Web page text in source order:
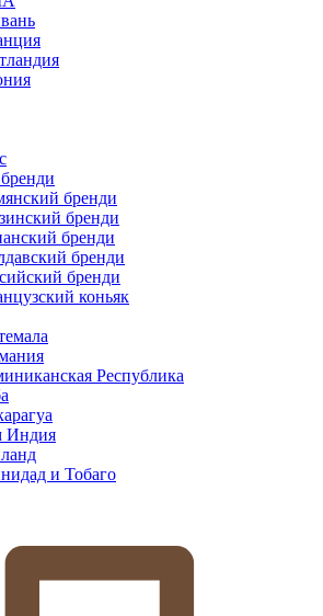
бренди
бренди
бренди
бренди
бренди
коньяк
Республика
Индия
и Тобаго